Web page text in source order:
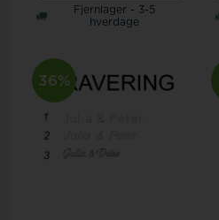
Fjernlager - 3-5
hverdage
36%